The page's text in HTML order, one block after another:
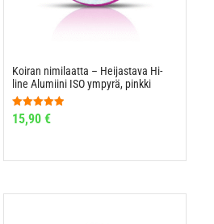
Koiran nimilaatta – Heijastava Hi-
line Alumiini ISO ympyrä, pinkki
Arvostelu
tuotteesta:
15,90 €